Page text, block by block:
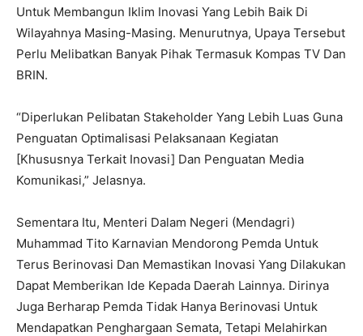
Untuk Membangun Iklim Inovasi Yang Lebih Baik Di
Wilayahnya Masing-Masing. Menurutnya, Upaya Tersebut
Perlu Melibatkan Banyak Pihak Termasuk Kompas TV Dan
BRIN.
“Diperlukan Pelibatan Stakeholder Yang Lebih Luas Guna
Penguatan Optimalisasi Pelaksanaan Kegiatan
[Khususnya Terkait Inovasi] Dan Penguatan Media
Komunikasi,” Jelasnya.
Sementara Itu, Menteri Dalam Negeri (Mendagri)
Muhammad Tito Karnavian Mendorong Pemda Untuk
Terus Berinovasi Dan Memastikan Inovasi Yang Dilakukan
Dapat Memberikan Ide Kepada Daerah Lainnya. Dirinya
Juga Berharap Pemda Tidak Hanya Berinovasi Untuk
Mendapatkan Penghargaan Semata, Tetapi Melahirkan